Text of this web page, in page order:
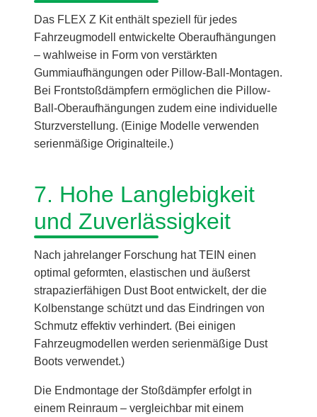
Das FLEX Z Kit enthält speziell für jedes
Fahrzeugmodell entwickelte Oberaufhängungen
– wahlweise in Form von verstärkten
Gummiaufhängungen oder Pillow-Ball-Montagen.
Bei Frontstoßdämpfern ermöglichen die Pillow-
Ball-Oberaufhängungen zudem eine individuelle
Sturzverstellung. (Einige Modelle verwenden
serienmäßige Originalteile.)
7. Hohe Langlebigkeit
und Zuverlässigkeit
Nach jahrelanger Forschung hat TEIN einen
optimal geformten, elastischen und äußerst
strapazierfähigen Dust Boot entwickelt, der die
Kolbenstange schützt und das Eindringen von
Schmutz effektiv verhindert. (Bei einigen
Fahrzeugmodellen werden serienmäßige Dust
Boots verwendet.)
Die Endmontage der Stoßdämpfer erfolgt in
einem Reinraum – vergleichbar mit einem